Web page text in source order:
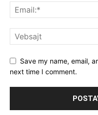
Save my name, email,
next time I comment.